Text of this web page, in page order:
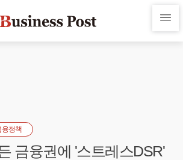
융정책
금융권에 '스트레스DSR'